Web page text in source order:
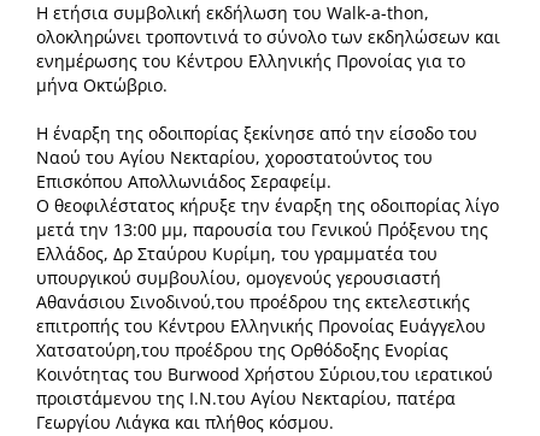
Η ετήσια συμβολική εκδήλωση του Walk-a-thon,
ολοκληρώνει τροποντινά το σύνολο των εκδηλώσεων και
ενημέρωσης του Κέντρου Ελληνικής Προνοίας για το
μήνα Οκτώβριο.
Η έναρξη της οδοιπορίας ξεκίνησε από την είσοδο του
Ναού του Αγίου Νεκταρίου, χοροστατούντος του
Επισκόπου Απολλωνιάδος Σεραφείμ.
Ο θεοφιλέστατος κήρυξε την έναρξη της οδοιπορίας λίγο
μετά την 13:00 μμ, παρουσία του Γενικού Πρόξενου της
Ελλάδος, Δρ Σταύρου Κυρίμη, του γραμματέα του
υπουργικού συμβουλίου, ομογενούς γερουσιαστή
Αθανάσιου Σινοδινού,του προέδρου της εκτελεστικής
επιτροπής του Κέντρου Ελληνικής Προνοίας Ευάγγελου
Χατσατούρη,του προέδρου της Ορθόδοξης Ενορίας
Κοινότητας του Βurwood Χρήστου Σύριου,του ιερατικού
προιστάμενου της Ι.Ν.του Αγίου Νεκταρίου, πατέρα
Γεωργίου Λιάγκα και πλήθος κόσμου.